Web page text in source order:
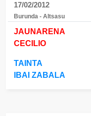
17/02/2012
Burunda - Altsasu
JAUNARENA
CECILIO
TAINTA
IBAI ZABALA